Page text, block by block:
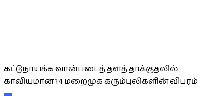
கட்டுநாயக்க வான்படைத் தளத் தாக்குதலில்
காவியமான 14 மறைமுக கரும்புலிகளின் விபரம்